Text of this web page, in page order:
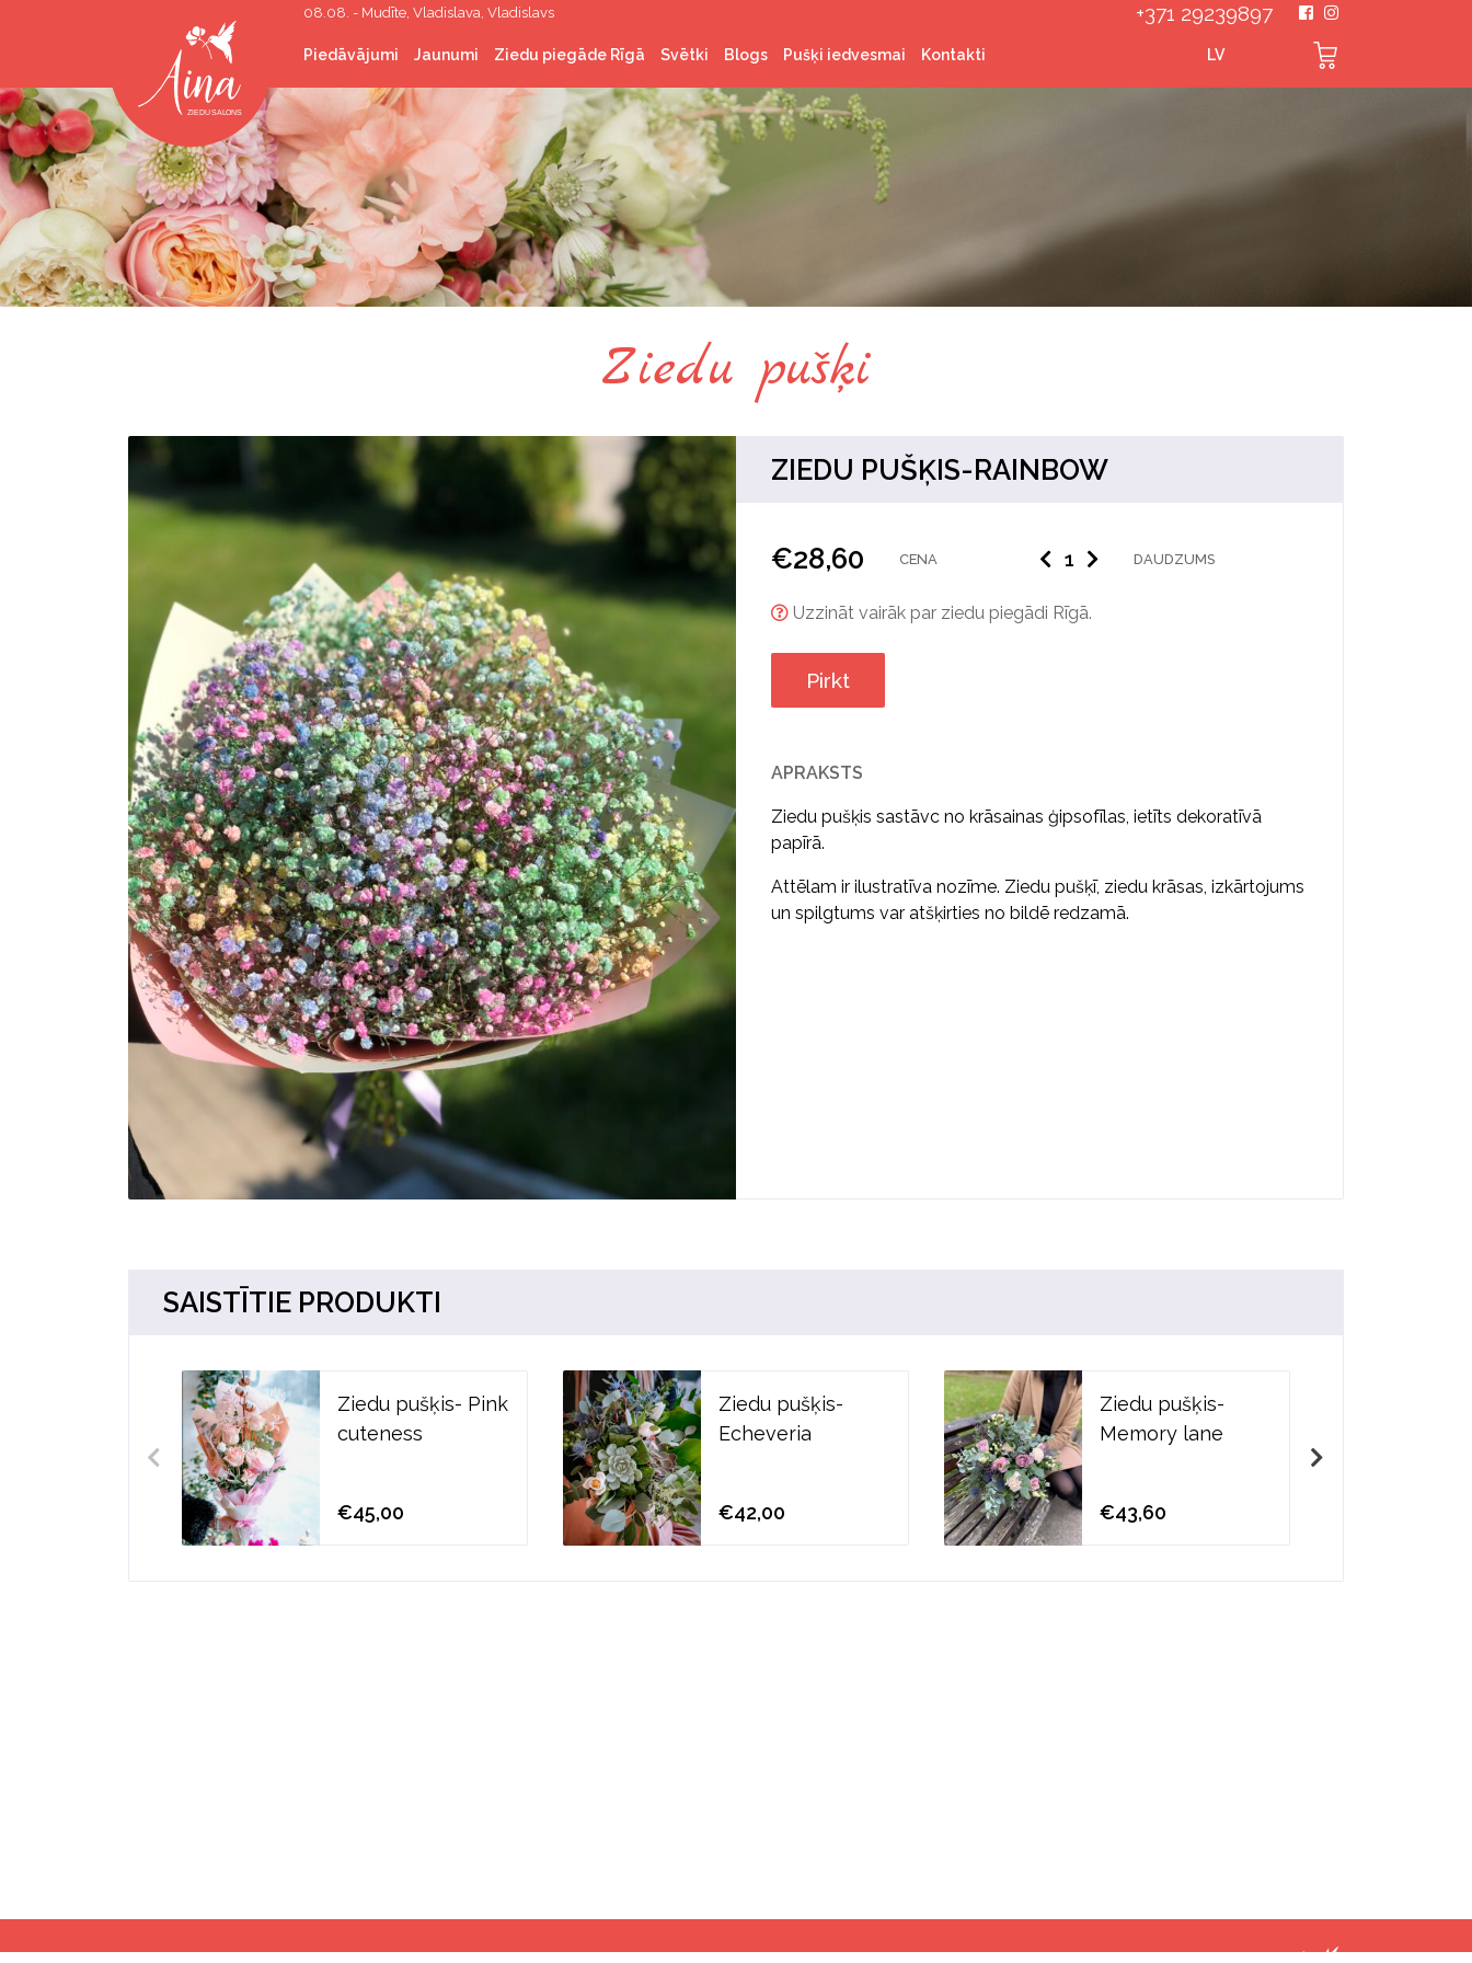
08.08. - Mudīte, Vladislava, Vladislavs
LV
Piedāvājumi
Grieztie ziedi
Ziedu pušķi
Ziedi kastītē
Kāzu floristika
Sēru floristika
Telpaugi
Telpu apzaļumošana
Dāvanas
Jaunumi Ziedu piegāde Rīgā Svētki
Latvijas valsts svētki
Ziemassvētki
Valentīndiena
Lieldienas
Līgo svētki
Blogs Pušķi iedvesmai Kontakti
+371 29239897
Ziedu pušķi
ZIEDU PUŠĶIS-RAINBOW
€28,60 CENA DAUDZUMS
Uzzināt vairāk par ziedu piegādi Rīgā.
Pirkt
APRAKSTS
Ziedu pušķis sastāvc no krāsainas ģipsofīlas, ietīts dekoratīvā
papīrā.
Attēlam ir ilustratīva nozīme. Ziedu pušķī, ziedu krāsas, izkārtojums
un spilgtums var atšķirties no bildē redzamā.
SAISTĪTIE PRODUKTI
Ziedu pušķis- Pink
cuteness
€45,00
Ziedu pušķis-
Echeveria
€42,00
Ziedu pušķis-
Memory lane
€43,60